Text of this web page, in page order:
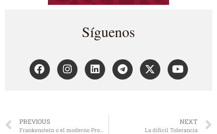
Síguenos
PREVIOUS NEXT
La difícil Tolerancia